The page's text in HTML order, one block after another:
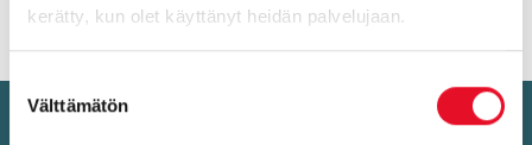
kerätty, kun olet käyttänyt heidän palvelujaan.
Suostumuksen
valinta
Välttämätön